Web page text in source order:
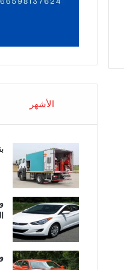
الأشهر